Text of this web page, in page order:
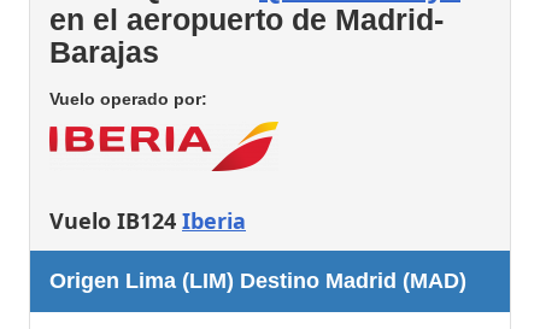
en el aeropuerto de Madrid-
Barajas
Vuelo operado por:
Vuelo IB124 Iberia
Origen Lima (LIM) Destino Madrid (MAD)